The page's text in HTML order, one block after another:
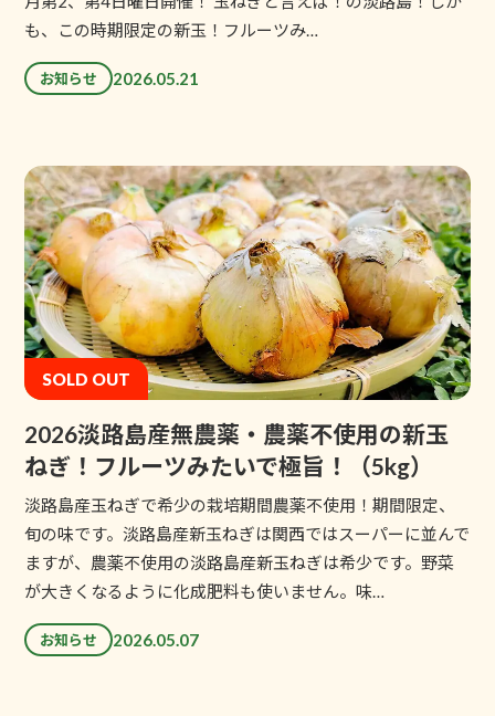
も、この時期限定の新玉！フルーツみ…
お知らせ 2026.05.21
SOLD OUT
2026淡路島産無農薬・農薬不使用の新玉
ねぎ！フルーツみたいで極旨！（5kg）
淡路島産玉ねぎで希少の栽培期間農薬不使用！期間限定、
旬の味です。淡路島産新玉ねぎは関西ではスーパーに並んで
ますが、農薬不使用の淡路島産新玉ねぎは希少です。野菜
が大きくなるように化成肥料も使いません。味…
お知らせ 2026.05.07